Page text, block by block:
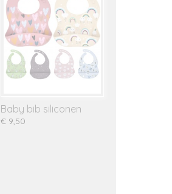
Baby bib siliconen
€ 9,50